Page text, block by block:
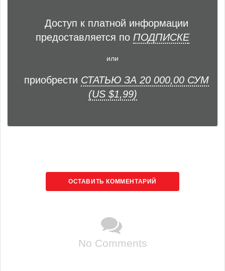
Доступ к платной информации
предоставляется по ПОДПИСКЕ
или
приобрести СТАТЬЮ ЗА 20 000,00 СУМ
(US $1,99)
ОСТАВИТЬ КОММЕНТАРИЙ
No Comments